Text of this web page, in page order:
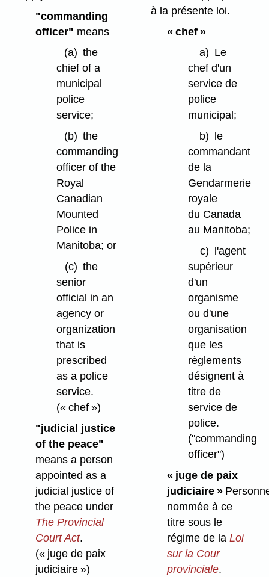
"commanding
officer" means
(a) the
chief of a
municipal
police
service;
(b) the
commanding
officer of the
Royal
Canadian
Mounted
Police in
Manitoba; or
(c) the
senior
official in an
agency or
organization
that is
prescribed
as a police
service.
(« chef »)
"judicial justice
of the peace"
means a person
appointed as a
judicial justice of
the peace under
The Provincial
Court Act.
(« juge de paix
judiciaire »)
à la présente loi.
« chef »
a) Le
chef d'un
service de
police
municipal;
b)
le
commandant
de la
Gendarmerie
royale
du Canada
au Manitoba;
c) l'agent
supérieur
d'un
organisme
ou d'une
organisation
que les
règlements
désignent à
titre de
service de
police.
("commanding
officer")
« juge de paix
judiciaire »
nommée à ce
titre sous le
régime de la Loi
sur la Cour
provinciale.